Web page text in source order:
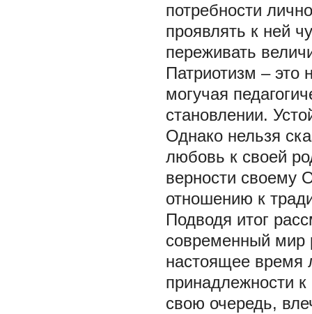
потребности
проявлять к ней
переживать
Патриотизм – это
могучая
становлении.
Однако нельзя
любовь к своей
верности своему
отношению к
Подводя итог
современный мир
настоящее время
принадлежности к
свою очередь,